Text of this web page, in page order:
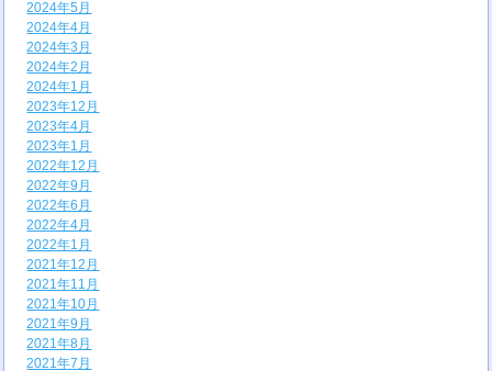
2024年5月
2024年4月
2024年3月
2024年2月
2024年1月
2023年12月
2023年4月
2023年1月
2022年12月
2022年9月
2022年6月
2022年4月
2022年1月
2021年12月
2021年11月
2021年10月
2021年9月
2021年8月
2021年7月